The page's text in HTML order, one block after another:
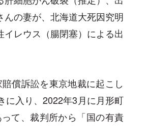
の妻が、北海道大死因究明
レウス（腸閉塞）による出
償訴訟を東京地裁に起こし
に入り、2022年3月に月形町
て、裁判所から「国の有責